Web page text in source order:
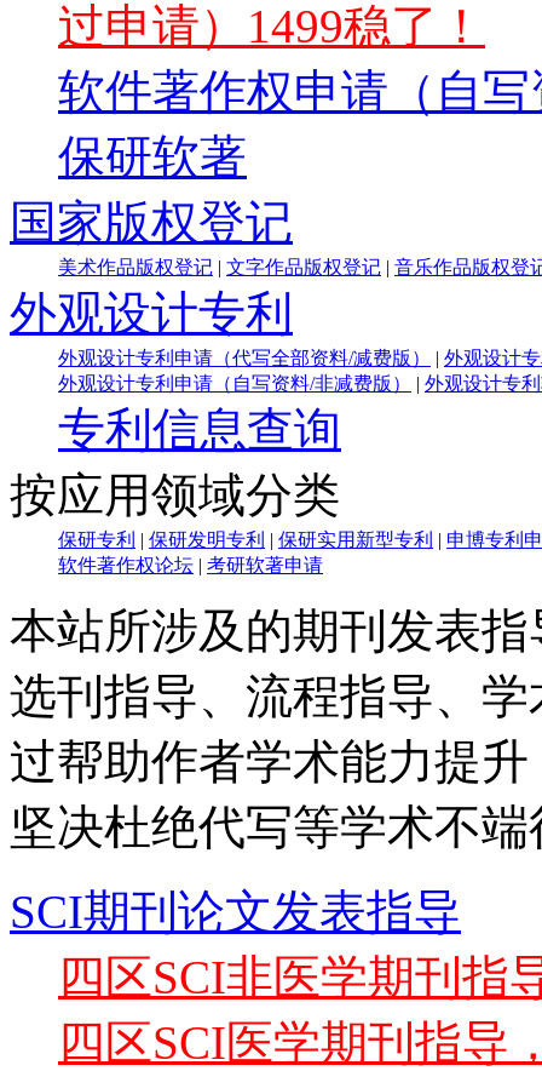
过申请）1499稳了！
软件著作权申请（自
保研软著
国家版权登记
美术作品版权登记 文字作品版权登记 音乐作品版权登
外观设计专利
外观设计专利申请（代写全部资料/减费版）
外观设计
外观设计专利申请（自写资料/非减费版）
外观设计专
专利信息查询
按应用领域分类
保研专利 保研发明专利 保研实用新型专利
申博专利
软件著作权论坛
考研软著申请
本站所涉及的期刊发表
选刊指导、流程指导、
过帮助作者学术能力提
坚决杜绝代写等学术不
SCI期刊论文发表指导
四区SCI非医学期刊指
四区SCI医学期刊指导